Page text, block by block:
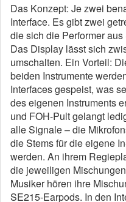
Das Konzept: Je zwei
Interface. Es gibt zwei
die sich die Performer
Das Display lässt sich
umschalten. Ein Vorteil:
beiden Instrumente
Interfaces gespeist, was
des eigenen Instruments
und FOH-Pult gelangt
alle Signale – die
die Stems für die eigene
werden. An ihrem
die jeweiligen
Musiker hören ihre
SE215-Earpods. In den